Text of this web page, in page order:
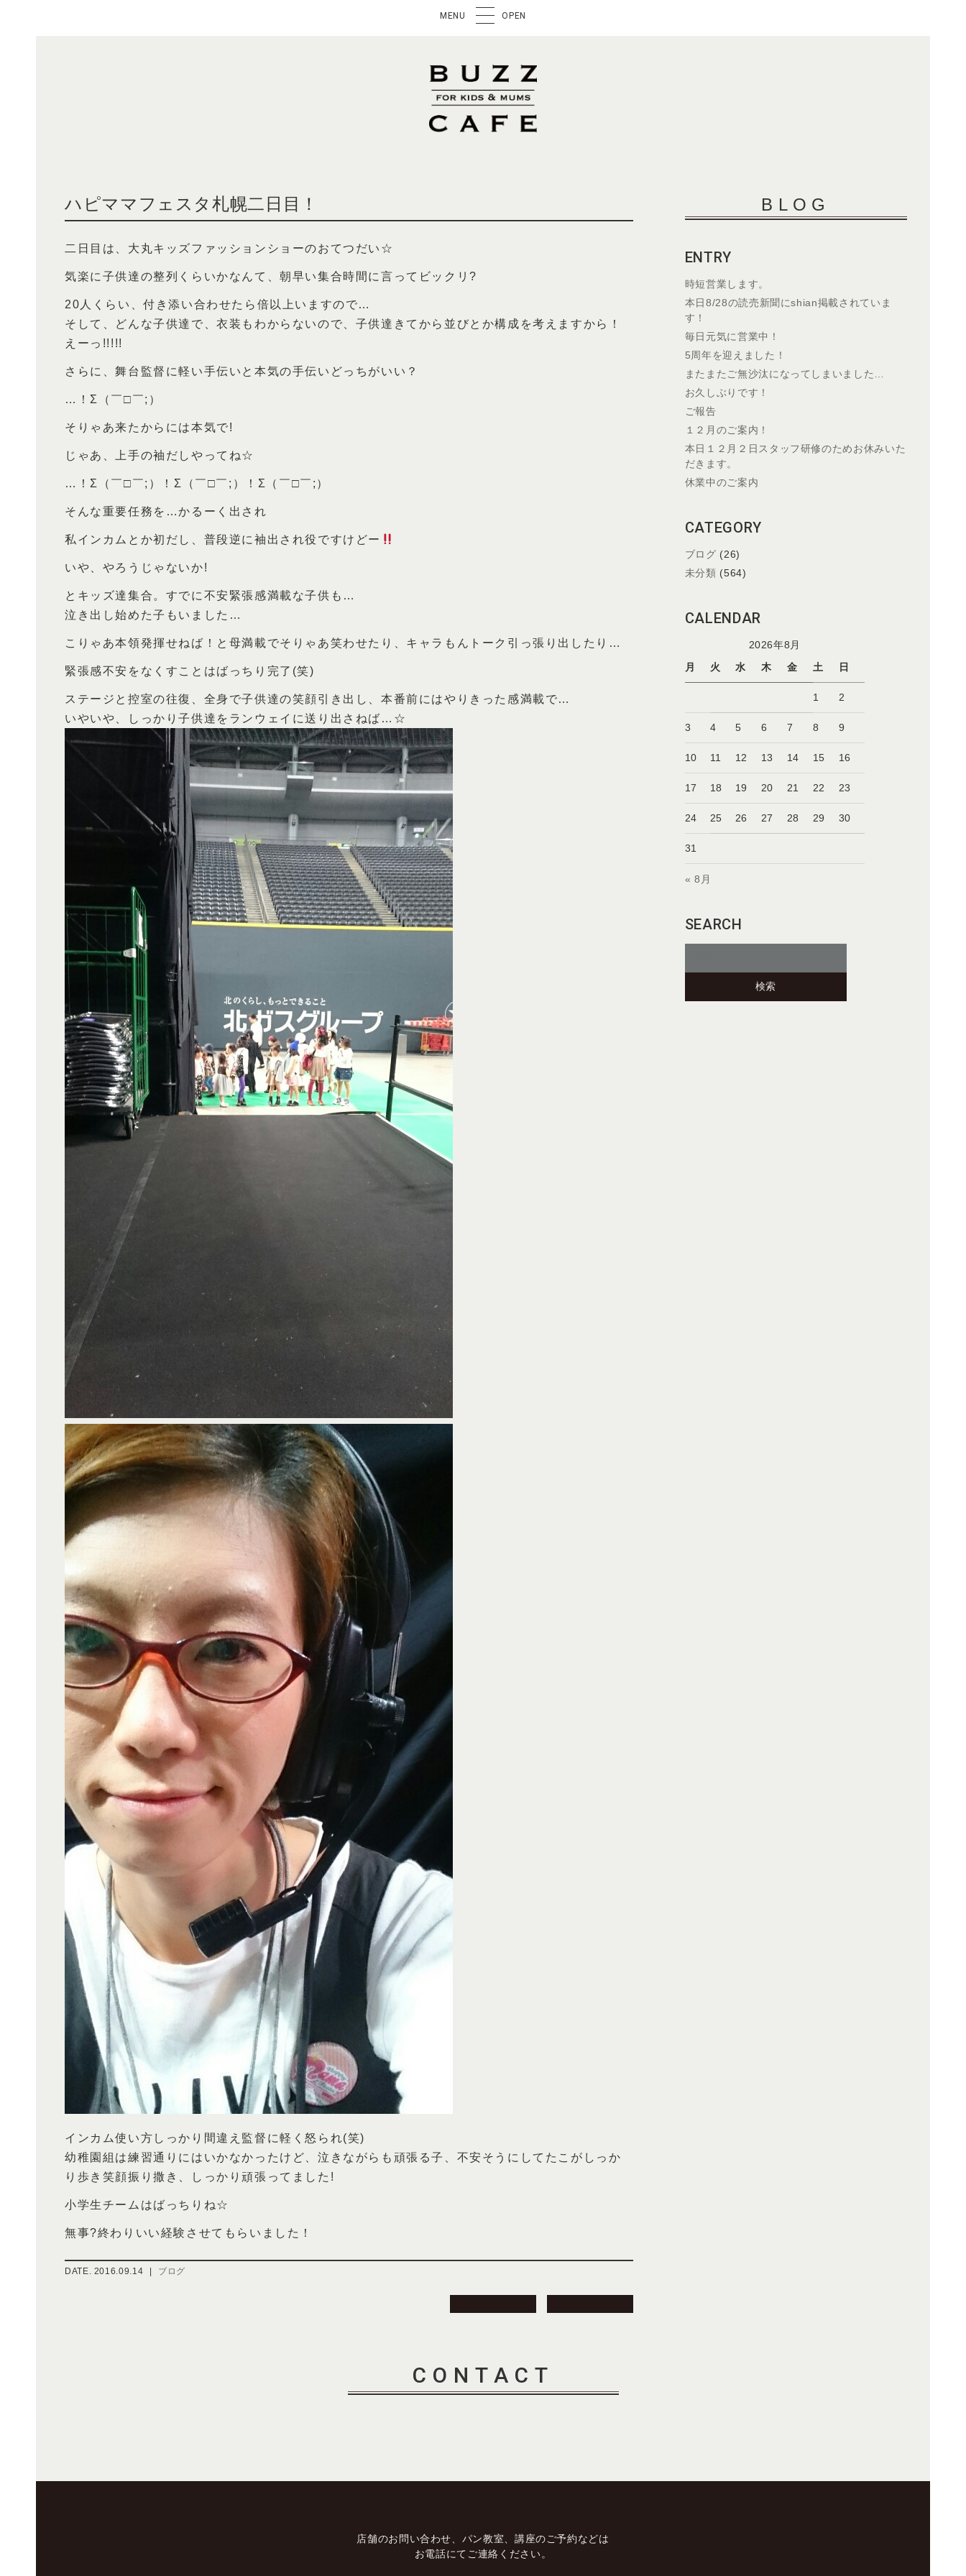
MENU OPEN
ハピママフェスタ札幌二日目！
二日目は、大丸キッズファッションショーのおてつだい☆
気楽に子供達の整列くらいかなんて、朝早い集合時間に言ってビックリ?
20人くらい、付き添い合わせたら倍以上いますので…
そして、どんな子供達で、衣装もわからないので、子供達きてから並びとか構成を考えますから！
えーっ!!!!!
さらに、舞台監督に軽い手伝いと本気の手伝いどっちがいい？
…！Σ（￣□￣;）
そりゃあ来たからには本気で!
じゃあ、上手の袖だしやってね☆
…！Σ（￣□￣;）！Σ（￣□￣;）！Σ（￣□￣;）
そんな重要任務を…かるーく出され
私インカムとか初だし、普段逆に袖出され役ですけどー
いや、やろうじゃないか!
とキッズ達集合。すでに不安緊張感満載な子供も…
泣き出し始めた子もいました…
こりゃあ本領発揮せねば！と母満載でそりゃあ笑わせたり、キャラもんトーク引っ張り出したり…
緊張感不安をなくすことはばっちり完了(笑)
ステージと控室の往復、全身で子供達の笑顔引き出し、本番前にはやりきった感満載で…
いやいや、しっかり子供達をランウェイに送り出さねば…☆
インカム使い方しっかり間違え監督に軽く怒られ(笑)
幼稚園組は練習通りにはいかなかったけど、泣きながらも頑張る子、不安そうにしてたこがしっか
り歩き笑顔振り撒き、しっかり頑張ってました!
小学生チームはばっちりね☆
無事?終わりいい経験させてもらいました！
DATE. 2016.09.14 ブログ
BLOG
ENTRY
時短営業します。
本日8/28の読売新聞にshian掲載されていま
す！
毎日元気に営業中！
5周年を迎えました！
またまたご無沙汰になってしまいました…
お久しぶりです！
ご報告
１２月のご案内！
本日１２月２日スタッフ研修のためお休みいた
だきます。
休業中のご案内
CATEGORY
ブログ (26)
未分類 (564)
CALENDAR
2026年8月
月
火 水 木 金 土 日
1 2
3 4 5 6 7 8 9
10 11 12 13 14 15 16
17 18 19 20 21 22 23
24 25 26 27 28 29 30
31
« 8月
SEARCH
CONTACT
店舗のお問い合わせ、パン教室、講座のご予約などは
お電話にてご連絡ください。